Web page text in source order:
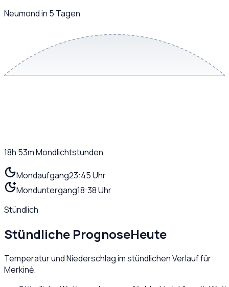
Neumond in 5 Tagen
18h 53mMondlichtstunden
Mondaufgang23:45 Uhr
Monduntergang18:38 Uhr
Stündlich
Stündliche PrognoseHeute
Temperatur und Niederschlag im stündlichen Verlauf für
Merkinė.